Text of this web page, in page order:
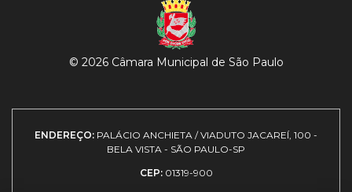
© 2026 Câmara Municipal de São Paulo
ENDEREÇO: PALÁCIO ANCHIETA / VIADUTO JACAREÍ, 100 -
BELA VISTA - SÃO PAULO-SP
CEP: 01319-900